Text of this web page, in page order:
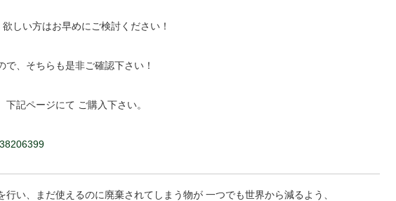
しい方はお早めにご検討ください！
で、そちらも是非ご確認下さい！
記ページにて ご購入下さい。
い、まだ使えるのに廃棄されてしまう物が 一つでも世界から減るよう、